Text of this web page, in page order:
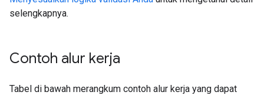
selengkapnya.
Contoh alur kerja
Tabel di bawah merangkum contoh alur kerja yang dapat